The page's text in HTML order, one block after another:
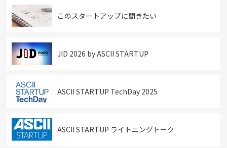
このスタートアップに聞きたい
JID 2026 by ASCII STARTUP
ASCII STARTUP TechDay 2025
ASCII STARTUP ライトニングトーク